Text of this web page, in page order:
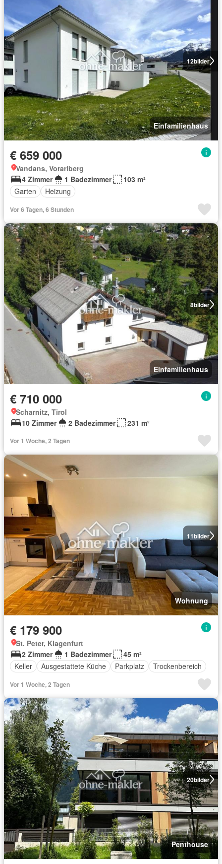
12bilder
Einfamilienhaus
€ 659 000
Vandans, Vorarlberg
4 Zimmer
1 Badezimmer
103 m²
Garten
Heizung
Vor 6 Tagen, 6 Stunden
8bilder
Einfamilienhaus
€ 710 000
Scharnitz, Tirol
10 Zimmer
2 Badezimmer 231 m²
Vor 1 Woche, 2 Tagen
11bilder
Wohnung
€ 179 900
St. Peter, Klagenfurt
2 Zimmer
1 Badezimmer
45 m²
Keller
Ausgestattete Küche Parkplatz Trockenbereich
Vor 1 Woche, 2 Tagen
20bilder
Penthouse